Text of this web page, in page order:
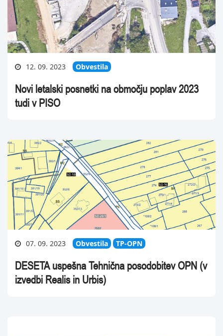
12. 09. 2023 Obvestila
Novi letalski posnetki na območju poplav 2023
tudi v PISO
07. 09. 2023 Obvestila TP-OPN
DESETA uspešna Tehnična posodobitev OPN (v
izvedbi Realis in Urbis)